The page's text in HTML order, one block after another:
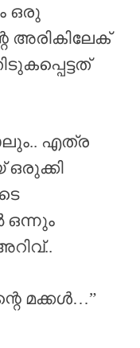
ഒരു
അരികിലേക്
എത്ര
ഒന്നും
മക്കൾ…”